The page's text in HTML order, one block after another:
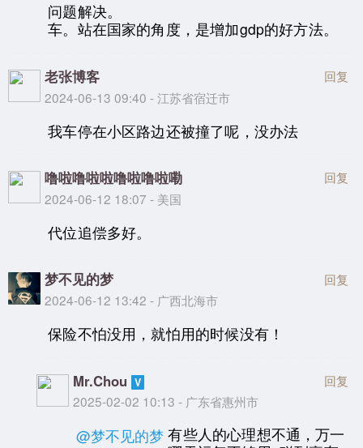
问题解决。
车。站在国家的角度，是增加gdp的好方法。
老张博客
2024-06-13 09:40 - 江苏省宿迁市
回复
我车停在小区路边还被撞了呢，没办法
噜啦噜啦啦噜啦噜啦嘞
2024-06-12 18:07 - 美国
回复
代位追偿多好。
梦不见的梦
2024-06-12 13:42 - 广西北海市
回复
保险不怕没用，就怕用的时候没有！
Mr.Chou
2025-02-02 10:13 - 广东省惠州市
回复
@梦不见的梦 有些人的心理想不通，万一